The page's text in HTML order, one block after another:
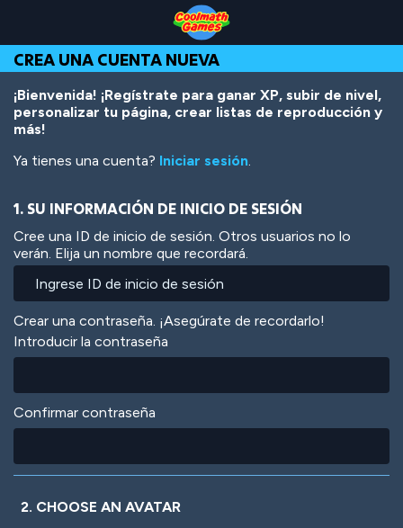
Top
of
Page
Navigation
Main
Content
Footer
contenido
principal
CREA UNA CUENTA NUEVA
¡Bienvenida! ¡Regístrate para ganar XP, subir de nivel,
personalizar tu página, crear listas de reproducción y
más!
Ya tienes una cuenta? Iniciar sesión.
1. SU INFORMACIÓN DE INICIO DE SESIÓN
Cree una ID de inicio de sesión. Otros usuarios no lo
verán. Elija un nombre que recordará.
Crear una contraseña. ¡Asegúrate de recordarlo!
Introducir la contraseña
Confirmar contraseña
2. CHOOSE AN AVATAR